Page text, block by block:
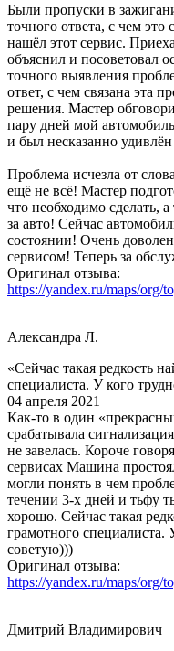
Были пропуски в
точного ответа, с чем это
нашёл этот сервис.
объяснил и посоветовал
точного выявления
ответ, с чем связана эта
решения. Мастер
пару дней мой
и был несказанно
Проблема исчезла от
ещё не всё! Мастер
что необходимо сделать,
за авто! Сейчас
состоянии! Очень
сервисом! Теперь за
Оригинал отзыва:
https://yandex.ru/maps/org/
Александра Л.
«Сейчас такая редкость
специалиста. У кого
04 апреля 2021
Как-то в один
срабатывала
не завелась. Короче
сервисах Машина
могли понять в чем
течении 3-х дней и тьфу
хорошо. Сейчас такая
грамотного
советую)))
Оригинал отзыва:
https://yandex.ru/maps/org/
Дмитрий Владимирович